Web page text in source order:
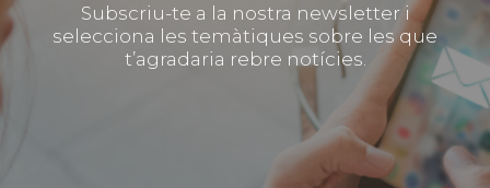
Subscriu-te a la nostra newsletter i
selecciona les temàtiques sobre les que
t’agradaria rebre notícies.